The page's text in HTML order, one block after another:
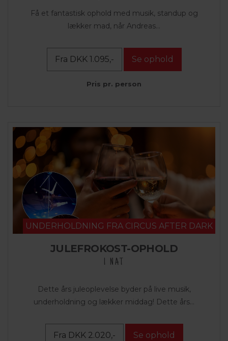
Få et fantastisk ophold med musik, standup og
lækker mad, når Andreas...
Fra DKK 1.095,- Se ophold
Pris pr. person
UNDERHOLDNING FRA CIRCUS AFTER DARK
JULEFROKOST-OPHOLD
1 NAT
Dette års juleoplevelse byder på live musik,
underholdning og lækker middag! Dette års...
Fra DKK 2.020,- Se ophold